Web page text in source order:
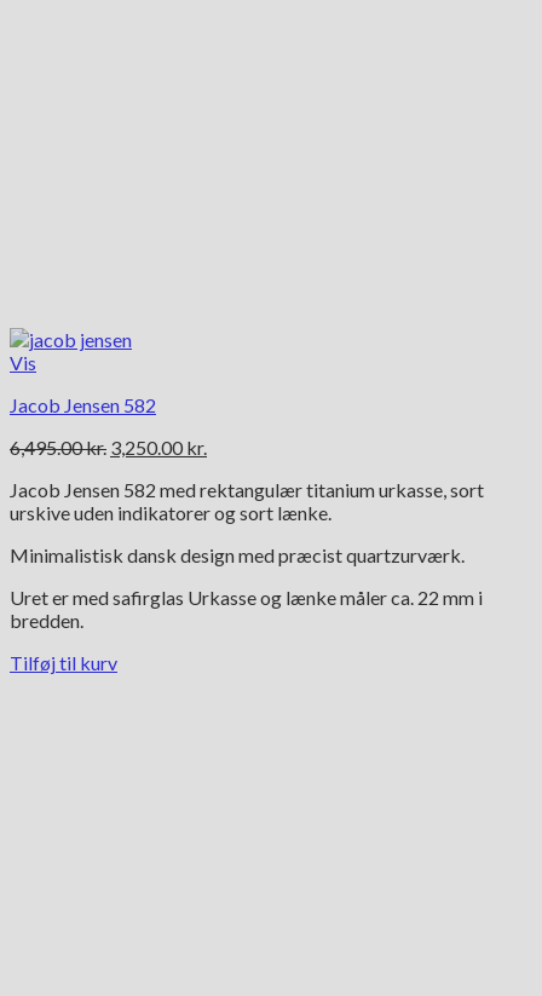
Vis
Jacob Jensen 582
6,495.00kr. Den
pris
var:
3,250.00 kr.
pris
er:
Jacob Jensen 582 med rektangulær titanium urkasse, sort
urskive uden indikatorer og sort lænke.
Minimalistisk dansk design med præcist quartzurværk.
Uret er med safirglas Urkasse og lænke måler ca. 22 mm i
bredden.
Tilføj til kurv